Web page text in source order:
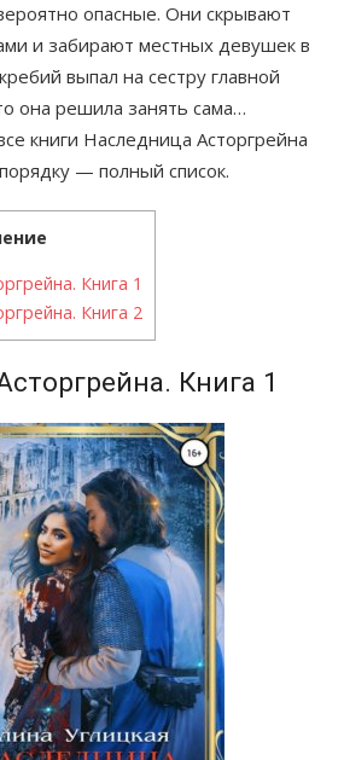
опасные. Они скрывают
и забирают местных девушек в
выпал на сестру главной
она решила занять сама…
книги Наследница Асторгрейна
— полный список.
Книга 1
Книга 2
Книга 1